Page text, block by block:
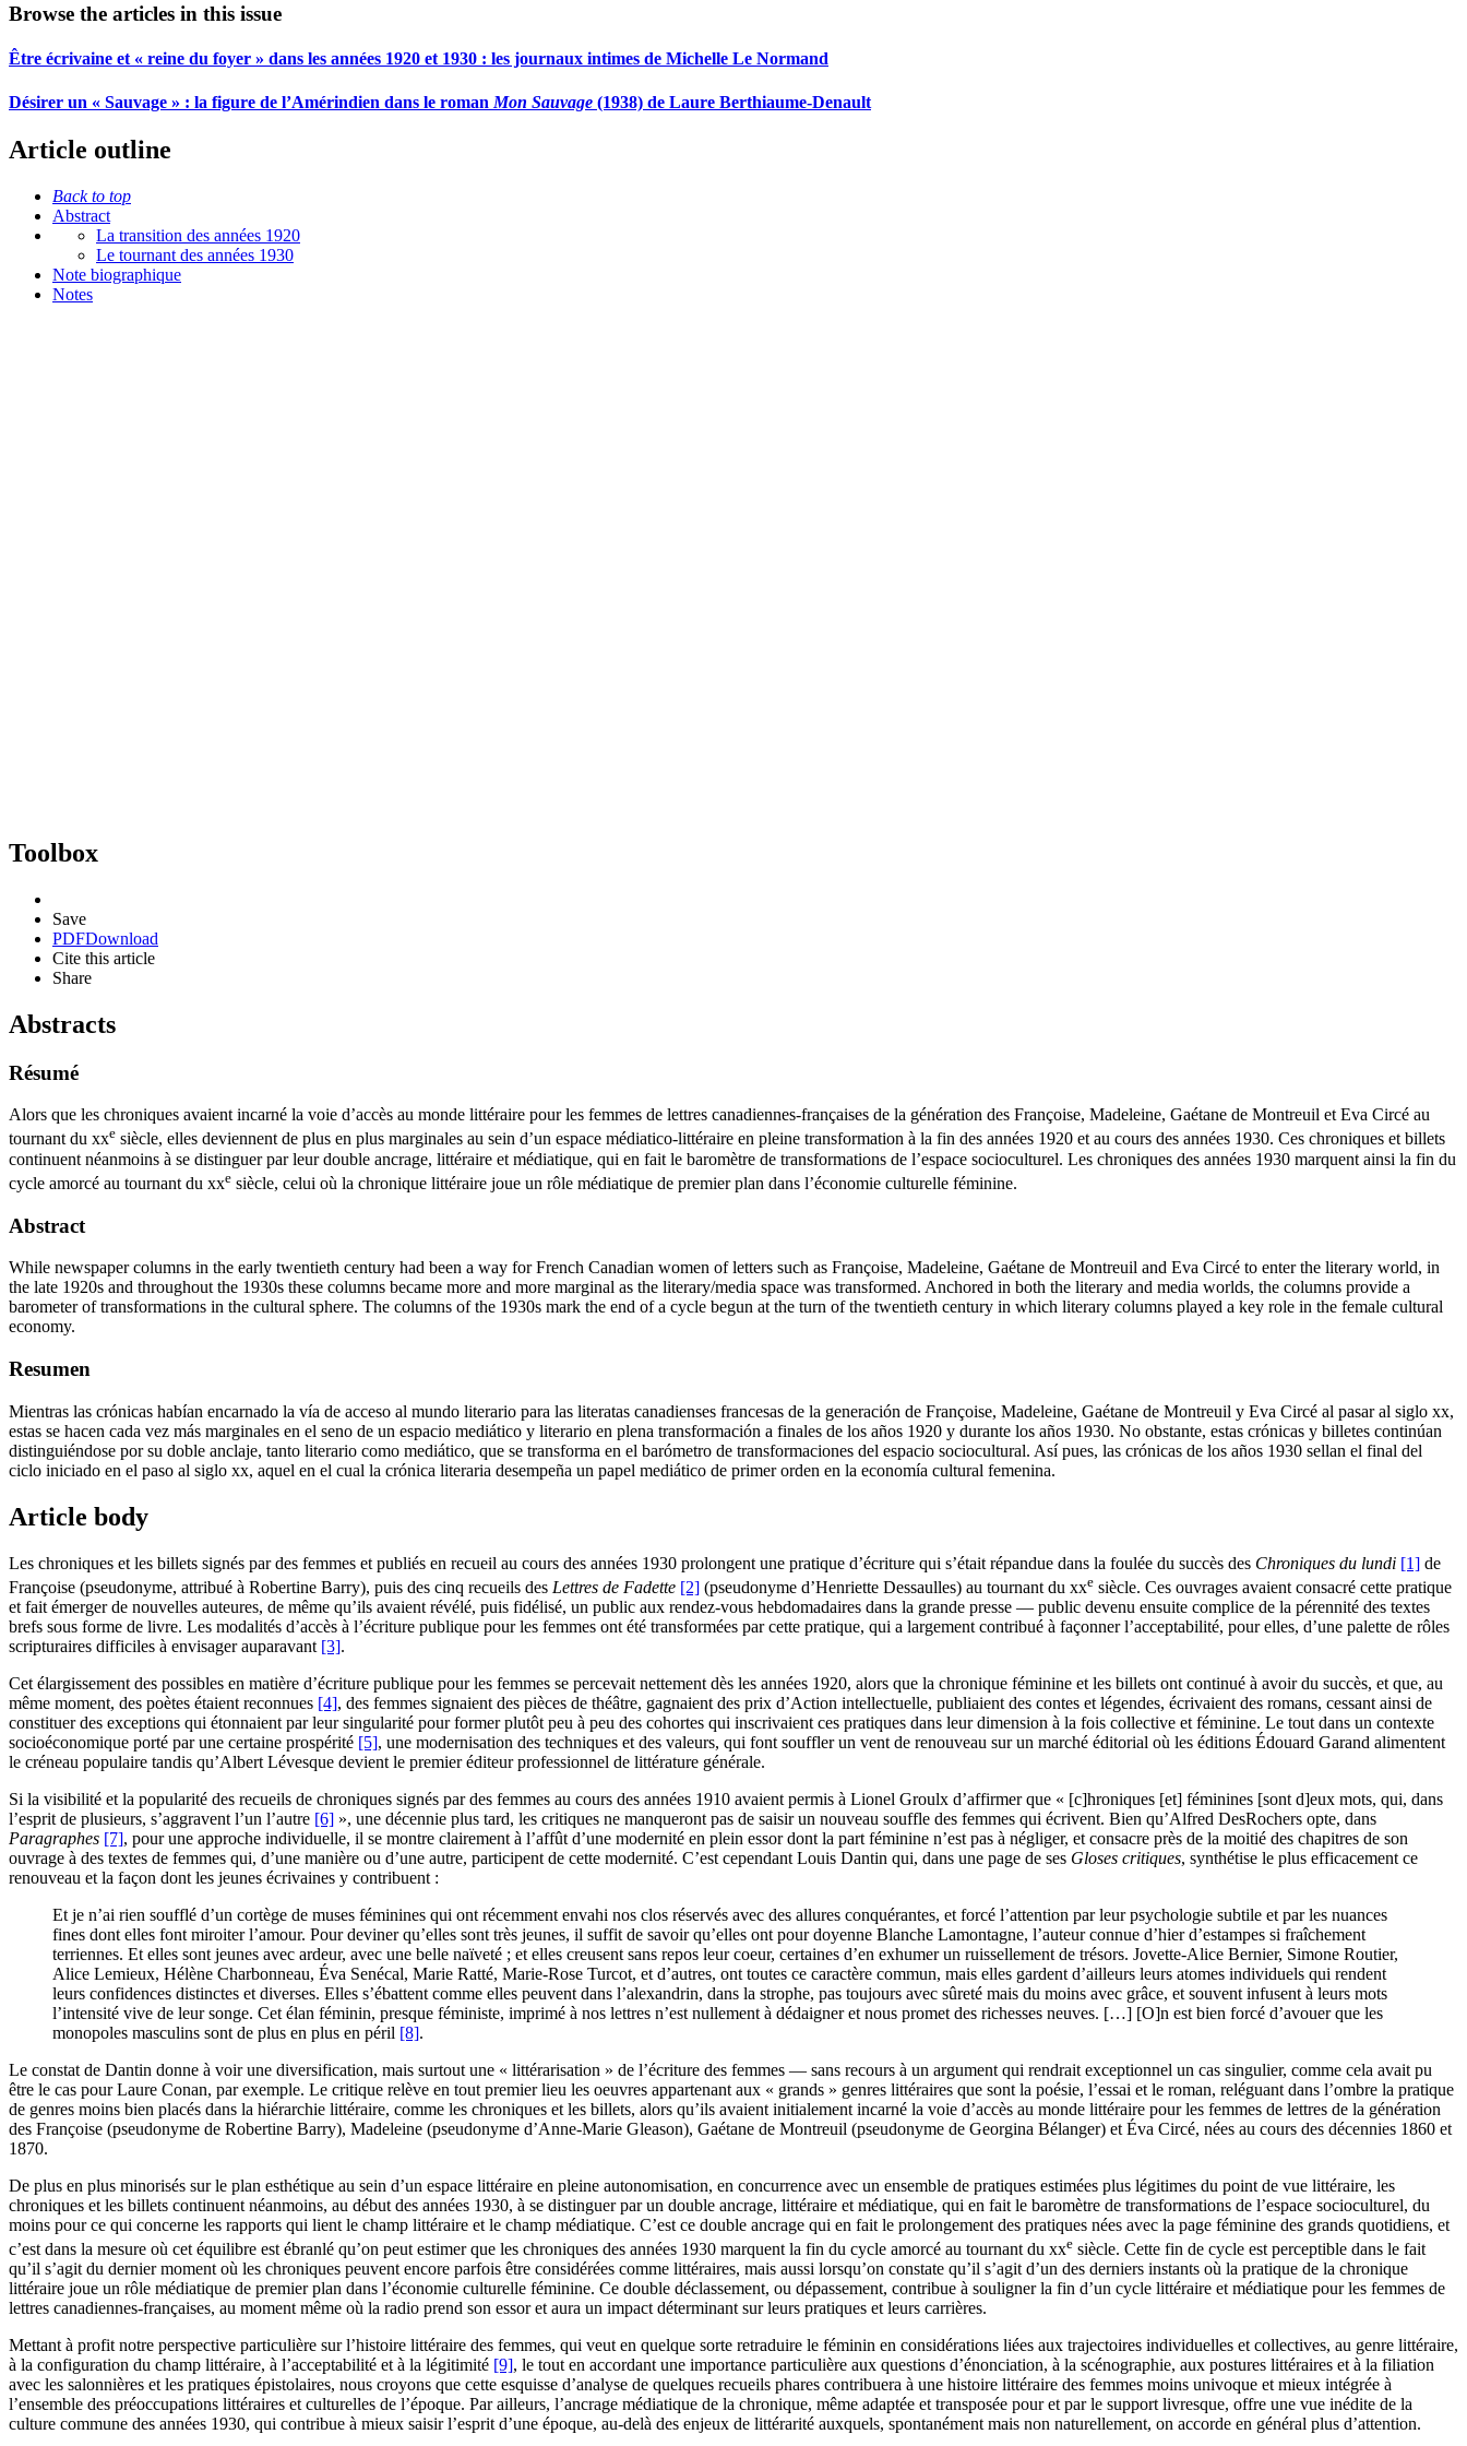
Browse the articles in this issue
Être écrivaine et « reine du foyer » dans les années 1920 et 1930 : les journaux intimes de Michelle Le Normand
Désirer un « Sauvage » : la figure de l’Amérindien dans le roman Mon Sauvage (1938) de Laure Berthiaume-Denault
Article outline
Back to top
Abstract
La transition des années 1920
Le tournant des années 1930
Note biographique
Notes
Toolbox
Save
PDFDownload
Cite this article
Share
Abstracts
Résumé
Alors que les chroniques avaient incarné la voie d’accès au monde littéraire pour les femmes de lettres canadiennes-françaises de la génération des Françoise, Madeleine, Gaétane de Montreuil et Eva Circé au
tournant du xxe siècle, elles deviennent de plus en plus marginales au sein d’un espace médiatico-littéraire en pleine transformation à la fin des années 1920 et au cours des années 1930. Ces chroniques et billets
continuent néanmoins à se distinguer par leur double ancrage, littéraire et médiatique, qui en fait le baromètre de transformations de l’espace socioculturel. Les chroniques des années 1930 marquent ainsi la fin du
cycle amorcé au tournant du xxe siècle, celui où la chronique littéraire joue un rôle médiatique de premier plan dans l’économie culturelle féminine.
Abstract
While newspaper columns in the early twentieth century had been a way for French Canadian women of letters such as Françoise, Madeleine, Gaétane de Montreuil and Eva Circé to enter the literary world, in
the late 1920s and throughout the 1930s these columns became more and more marginal as the literary/media space was transformed. Anchored in both the literary and media worlds, the columns provide a
barometer of transformations in the cultural sphere. The columns of the 1930s mark the end of a cycle begun at the turn of the twentieth century in which literary columns played a key role in the female cultural
economy.
Resumen
Mientras las crónicas habían encarnado la vía de acceso al mundo literario para las literatas canadienses francesas de la generación de Françoise, Madeleine, Gaétane de Montreuil y Eva Circé al pasar al siglo xx,
estas se hacen cada vez más marginales en el seno de un espacio mediático y literario en plena transformación a finales de los años 1920 y durante los años 1930. No obstante, estas crónicas y billetes continúan
distinguiéndose por su doble anclaje, tanto literario como mediático, que se transforma en el barómetro de transformaciones del espacio sociocultural. Así pues, las crónicas de los años 1930 sellan el final del
ciclo iniciado en el paso al siglo xx, aquel en el cual la crónica literaria desempeña un papel mediático de primer orden en la economía cultural femenina.
Article body
Les chroniques et les billets signés par des femmes et publiés en recueil au cours des années 1930 prolongent une pratique d’écriture qui s’était répandue dans la foulée du succès des Chroniques du lundi [1] de
Françoise (pseudonyme, attribué à Robertine Barry), puis des cinq recueils des Lettres de Fadette [2] (pseudonyme d’Henriette Dessaulles) au tournant du xxe siècle. Ces ouvrages avaient consacré cette pratique
et fait émerger de nouvelles auteures, de même qu’ils avaient révélé, puis fidélisé, un public aux rendez-vous hebdomadaires dans la grande presse — public devenu ensuite complice de la pérennité des textes
brefs sous forme de livre. Les modalités d’accès à l’écriture publique pour les femmes ont été transformées par cette pratique, qui a largement contribué à façonner l’acceptabilité, pour elles, d’une palette de rôles
scripturaires difficiles à envisager auparavant [3].
Cet élargissement des possibles en matière d’écriture publique pour les femmes se percevait nettement dès les années 1920, alors que la chronique féminine et les billets ont continué à avoir du succès, et que, au
même moment, des poètes étaient reconnues [4], des femmes signaient des pièces de théâtre, gagnaient des prix d’Action intellectuelle, publiaient des contes et légendes, écrivaient des romans, cessant ainsi de
constituer des exceptions qui étonnaient par leur singularité pour former plutôt peu à peu des cohortes qui inscrivaient ces pratiques dans leur dimension à la fois collective et féminine. Le tout dans un contexte
socioéconomique porté par une certaine prospérité [5], une modernisation des techniques et des valeurs, qui font souffler un vent de renouveau sur un marché éditorial où les éditions Édouard Garand alimentent
le créneau populaire tandis qu’Albert Lévesque devient le premier éditeur professionnel de littérature générale.
Si la visibilité et la popularité des recueils de chroniques signés par des femmes au cours des années 1910 avaient permis à Lionel Groulx d’affirmer que « [c]hroniques [et] féminines [sont d]eux mots, qui, dans
l’esprit de plusieurs, s’aggravent l’un l’autre [6] », une décennie plus tard, les critiques ne manqueront pas de saisir un nouveau souffle des femmes qui écrivent. Bien qu’Alfred DesRochers opte, dans
Paragraphes [7], pour une approche individuelle, il se montre clairement à l’affût d’une modernité en plein essor dont la part féminine n’est pas à négliger, et consacre près de la moitié des chapitres de son
ouvrage à des textes de femmes qui, d’une manière ou d’une autre, participent de cette modernité. C’est cependant Louis Dantin qui, dans une page de ses Gloses critiques, synthétise le plus efficacement ce
renouveau et la façon dont les jeunes écrivaines y contribuent :
Et je n’ai rien soufflé d’un cortège de muses féminines qui ont récemment envahi nos clos réservés avec des allures conquérantes, et forcé l’attention par leur psychologie subtile et par les nuances
fines dont elles font miroiter l’amour. Pour deviner qu’elles sont très jeunes, il suffit de savoir qu’elles ont pour doyenne Blanche Lamontagne, l’auteur connue d’hier d’estampes si fraîchement
terriennes. Et elles sont jeunes avec ardeur, avec une belle naïveté ; et elles creusent sans repos leur coeur, certaines d’en exhumer un ruissellement de trésors. Jovette-Alice Bernier, Simone Routier,
Alice Lemieux, Hélène Charbonneau, Éva Senécal, Marie Ratté, Marie-Rose Turcot, et d’autres, ont toutes ce caractère commun, mais elles gardent d’ailleurs leurs atomes individuels qui rendent
leurs confidences distinctes et diverses. Elles s’ébattent comme elles peuvent dans l’alexandrin, dans la strophe, pas toujours avec sûreté mais du moins avec grâce, et souvent infusent à leurs mots
l’intensité vive de leur songe. Cet élan féminin, presque féministe, imprimé à nos lettres n’est nullement à dédaigner et nous promet des richesses neuves. […] [O]n est bien forcé d’avouer que les
monopoles masculins sont de plus en plus en péril [8].
Le constat de Dantin donne à voir une diversification, mais surtout une « littérarisation » de l’écriture des femmes — sans recours à un argument qui rendrait exceptionnel un cas singulier, comme cela avait pu
être le cas pour Laure Conan, par exemple. Le critique relève en tout premier lieu les oeuvres appartenant aux « grands » genres littéraires que sont la poésie, l’essai et le roman, reléguant dans l’ombre la pratique
de genres moins bien placés dans la hiérarchie littéraire, comme les chroniques et les billets, alors qu’ils avaient initialement incarné la voie d’accès au monde littéraire pour les femmes de lettres de la génération
des Françoise (pseudonyme de Robertine Barry), Madeleine (pseudonyme d’Anne-Marie Gleason), Gaétane de Montreuil (pseudonyme de Georgina Bélanger) et Éva Circé, nées au cours des décennies 1860 et
1870.
De plus en plus minorisés sur le plan esthétique au sein d’un espace littéraire en pleine autonomisation, en concurrence avec un ensemble de pratiques estimées plus légitimes du point de vue littéraire, les
chroniques et les billets continuent néanmoins, au début des années 1930, à se distinguer par un double ancrage, littéraire et médiatique, qui en fait le baromètre de transformations de l’espace socioculturel, du
moins pour ce qui concerne les rapports qui lient le champ littéraire et le champ médiatique. C’est ce double ancrage qui en fait le prolongement des pratiques nées avec la page féminine des grands quotidiens, et
c’est dans la mesure où cet équilibre est ébranlé qu’on peut estimer que les chroniques des années 1930 marquent la fin du cycle amorcé au tournant du xxe siècle. Cette fin de cycle est perceptible dans le fait
qu’il s’agit du dernier moment où les chroniques peuvent encore parfois être considérées comme littéraires, mais aussi lorsqu’on constate qu’il s’agit d’un des derniers instants où la pratique de la chronique
littéraire joue un rôle médiatique de premier plan dans l’économie culturelle féminine. Ce double déclassement, ou dépassement, contribue à souligner la fin d’un cycle littéraire et médiatique pour les femmes de
lettres canadiennes-françaises, au moment même où la radio prend son essor et aura un impact déterminant sur leurs pratiques et leurs carrières.
Mettant à profit notre perspective particulière sur l’histoire littéraire des femmes, qui veut en quelque sorte retraduire le féminin en considérations liées aux trajectoires individuelles et collectives, au genre littéraire,
à la configuration du champ littéraire, à l’acceptabilité et à la légitimité [9], le tout en accordant une importance particulière aux questions d’énonciation, à la scénographie, aux postures littéraires et à la filiation
avec les salonnières et les pratiques épistolaires, nous croyons que cette esquisse d’analyse de quelques recueils phares contribuera à une histoire littéraire des femmes moins univoque et mieux intégrée à
l’ensemble des préoccupations littéraires et culturelles de l’époque. Par ailleurs, l’ancrage médiatique de la chronique, même adaptée et transposée pour et par le support livresque, offre une vue inédite de la
culture commune des années 1930, qui contribue à mieux saisir l’esprit d’une époque, au-delà des enjeux de littérarité auxquels, spontanément mais non naturellement, on accorde en général plus d’attention.